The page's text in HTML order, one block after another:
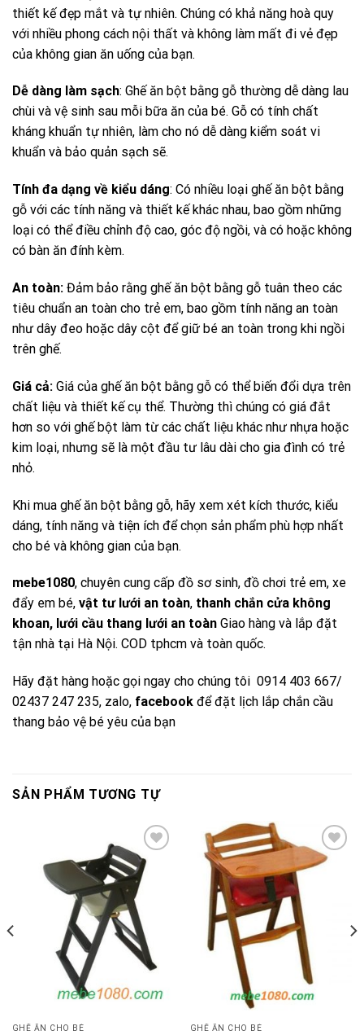
thiết kế đẹp mắt và tự nhiên. Chúng có khả năng hoà quy
với nhiều phong cách nội thất và không làm mất đi vẻ đẹp
của không gian ăn uống của bạn.
Dễ dàng làm sạch: Ghế ăn bột bằng gỗ thường dễ dàng lau
chùi và vệ sinh sau mỗi bữa ăn của bé. Gỗ có tính chất
kháng khuẩn tự nhiên, làm cho nó dễ dàng kiểm soát vi
khuẩn và bảo quản sạch sẽ.
Tính đa dạng về kiểu dáng: Có nhiều loại ghế ăn bột bằng
gỗ với các tính năng và thiết kế khác nhau, bao gồm những
loại có thể điều chỉnh độ cao, góc độ ngồi, và có hoặc không
có bàn ăn đính kèm.
An toàn: Đảm bảo rằng ghế ăn bột bằng gỗ tuân theo các
tiêu chuẩn an toàn cho trẻ em, bao gồm tính năng an toàn
như dây đeo hoặc dây cột để giữ bé an toàn trong khi ngồi
trên ghế.
Giá cả: Giá của ghế ăn bột bằng gỗ có thể biến đổi dựa trên
chất liệu và thiết kế cụ thể. Thường thì chúng có giá đắt
hơn so với ghế bột làm từ các chất liệu khác như nhựa hoặc
kim loại, nhưng sẽ là một đầu tư lâu dài cho gia đình có trẻ
nhỏ.
Khi mua ghế ăn bột bằng gỗ, hãy xem xét kích thước, kiểu
dáng, tính năng và tiện ích để chọn sản phẩm phù hợp nhất
cho bé và không gian của bạn.
mebe1080, chuyên cung cấp đồ sơ sinh, đồ chơi trẻ em, xe
đẩy em bé, vật tư lưới an toàn, thanh chắn cửa không
khoan, lưới cầu thang lưới an toàn Giao hàng và lắp đặt
tận nhà tại Hà Nội. COD tphcm và toàn quốc.
Hãy đặt hàng hoặc gọi ngay cho chúng tôi 0914 403 667/
02437 247 235, zalo, facebook để đặt lịch lắp chắn cầu
thang bảo vệ bé yêu của bạn
SẢN PHẨM TƯƠNG TỰ
Add to
wishlist
GHẾ ĂN CHO BÉ GHẾ ĂN CHO BÉ